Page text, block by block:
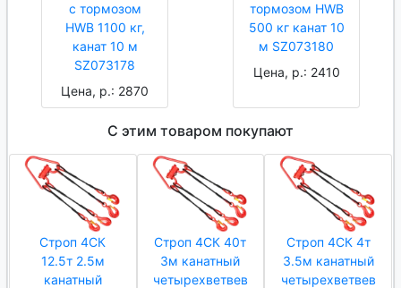
с тормозом
HWB 1100 кг,
канат 10 м
SZ073178
Цена, р.: 2870
тормозом HWB
500 кг канат 10
м SZ073180
Цена, р.: 2410
С этим товаром покупают
Строп 4СК
12.5т 2.5м
канатный
Строп 4СК 40т
3м канатный
четырехветвев
Строп 4СК 4т
3.5м канатный
четырехветвев